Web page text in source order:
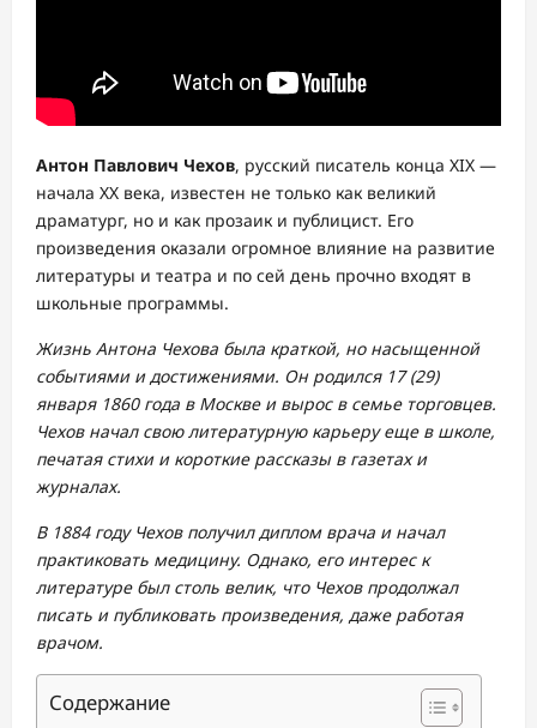
Антон Павлович Чехов, русский писатель конца XIX —
начала XX века, известен не только как великий
драматург, но и как прозаик и публицист. Его
произведения оказали огромное влияние на развитие
литературы и театра и по сей день прочно входят в
школьные программы.
Жизнь Антона Чехова была краткой, но насыщенной
событиями и достижениями. Он родился 17 (29)
января 1860 года в Москве и вырос в семье торговцев.
Чехов начал свою литературную карьеру еще в школе,
печатая стихи и короткие рассказы в газетах и
журналах.
В 1884 году Чехов получил диплом врача и начал
практиковать медицину. Однако, его интерес к
литературе был столь велик, что Чехов продолжал
писать и публиковать произведения, даже работая
врачом.
Содержание